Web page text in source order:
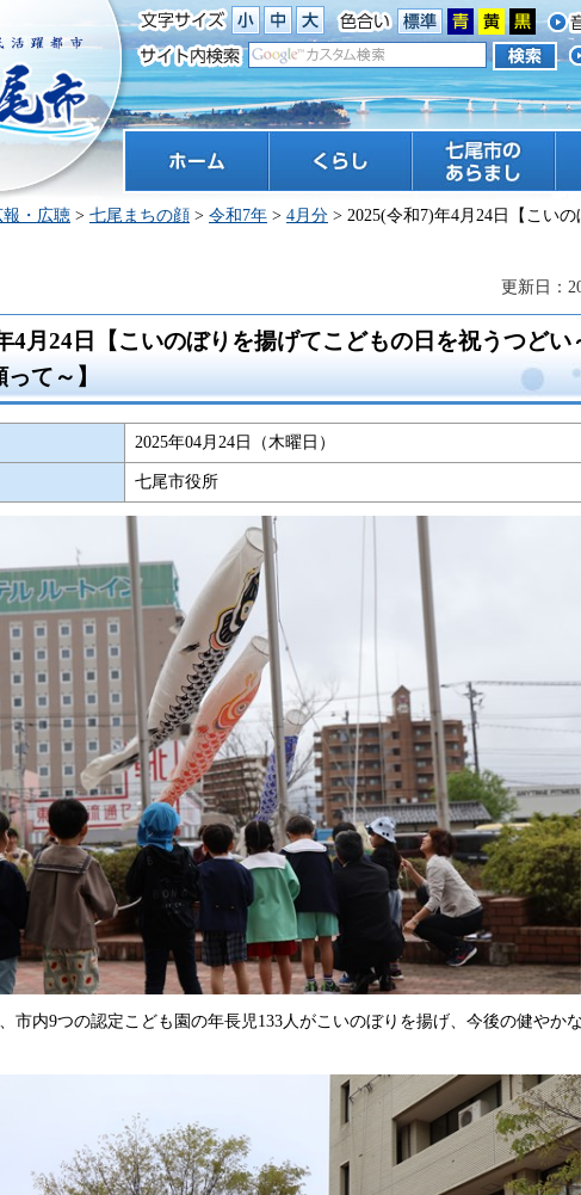
尾市
七尾市のあらまし 観
報・広聴 > 七尾まちの顔 > 令和7年 > 4月分 > 2025(令和7)年4月24日【こい
更新日：
4月24日【こいのぼりを揚げてこどもの日を祝うつどい
て～】
2025年04月24日（木曜日）
七尾市役所
市内9つの認定こども園の年長児133人がこいのぼりを揚げ、今後の健やか